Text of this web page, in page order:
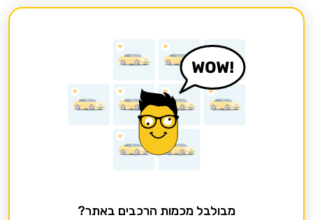
מבולבל מכמות הרכבים באתר?